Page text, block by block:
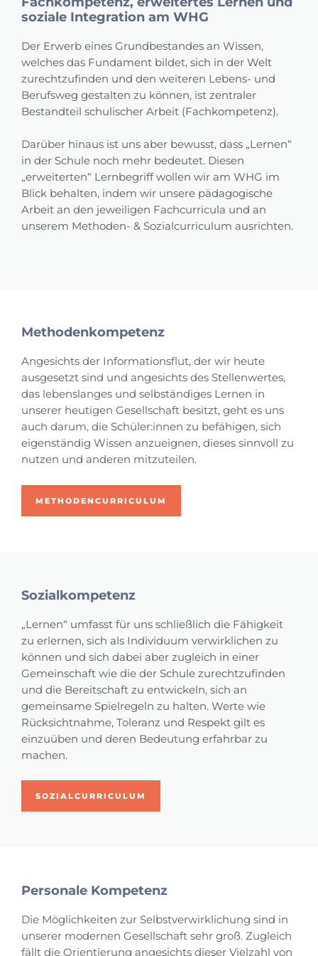
soziale Integration am WHG
Der Erwerb eines Grundbestandes an Wissen,
welches das Fundament bildet, sich in der Welt
zurechtzufinden und den weiteren Lebens- und
Berufsweg gestalten zu können, ist zentraler
Bestandteil schulischer Arbeit (Fachkompetenz).
Darüber hinaus ist uns aber bewusst, dass „Lernen“
in der Schule noch mehr bedeutet. Diesen
„erweiterten“ Lernbegriff wollen wir am WHG im
Blick behalten, indem wir unsere pädagogische
Arbeit an den jeweiligen Fachcurricula und an
unserem Methoden- & Sozialcurriculum ausrichten.
Methodenkompetenz
Angesichts der Informationsflut, der wir heute
ausgesetzt sind und angesichts des Stellenwertes,
das lebenslanges und selbständiges Lernen in
unserer heutigen Gesellschaft besitzt, geht es uns
auch darum, die Schüler:innen zu befähigen, sich
eigenständig Wissen anzueignen, dieses sinnvoll zu
nutzen und anderen mitzuteilen.
METHODENCURRICULUM
Sozialkompetenz
„Lernen“ umfasst für uns schließlich die Fähigkeit
zu erlernen, sich als Individuum verwirklichen zu
können und sich dabei aber zugleich in einer
Gemeinschaft wie die der Schule zurechtzufinden
und die Bereitschaft zu entwickeln, sich an
gemeinsame Spielregeln zu halten. Werte wie
Rücksichtnahme, Toleranz und Respekt gilt es
einzuüben und deren Bedeutung erfahrbar zu
machen.
SOZIALCURRICULUM
Personale Kompetenz
Die Möglichkeiten zur Selbstverwirklichung sind in
unserer modernen Gesellschaft sehr groß. Zugleich
fällt die Orientierung angesichts dieser Vielzahl von